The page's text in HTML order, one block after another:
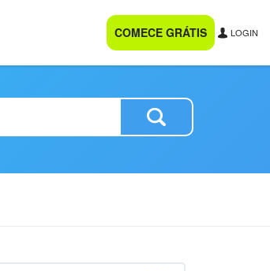
COMECE GRÁTIS LOGIN